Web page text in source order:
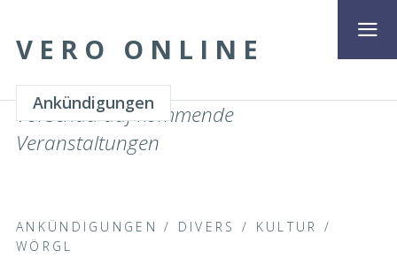
VERO ONLINE
Ankündigungen
Vorschau auf kommende
Veranstaltungen
ANKÜNDIGUNGEN / DIVERS / KULTUR
/
WÖRGL